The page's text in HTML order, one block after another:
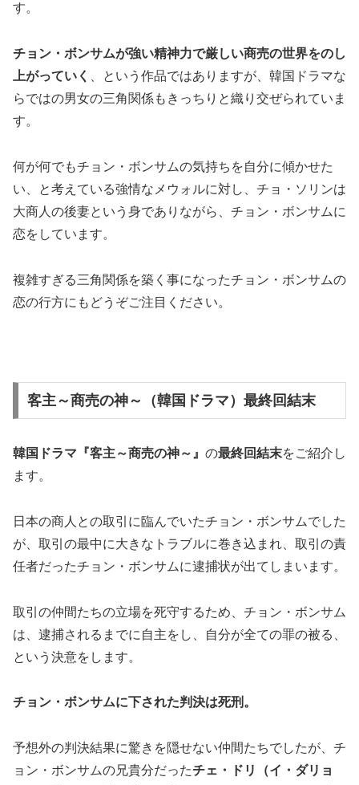
す。
チョン・ボンサムが強い精神力で厳しい商売の世界をのし
上がっていく
、という作品ではありますが、韓国ドラマな
らではの男女の三角関係もきっちりと織り交ぜられていま
す。
何が何でもチョン・ボンサムの気持ちを自分に傾かせた
い、と考えている強情なメウォルに対し、チョ・ソリンは
大商人の後妻という身でありながら、チョン・ボンサムに
恋をしています。
複雑すぎる三角関係を築く事になったチョン・ボンサムの
恋の行方にもどうぞご注目ください。
客主～商売の神～（韓国ドラマ）最終回結末
韓国ドラマ『客主～商売の神～』 の最終回結末をご紹介し
ます。
日本の商人との取引に臨んでいたチョン・ボンサムでした
が、取引の最中に大きなトラブルに巻き込まれ、取引の責
任者だったチョン・ボンサムに逮捕状が出てしまいます。
取引の仲間たちの立場を死守するため、チョン・ボンサム
は、逮捕されるまでに自主をし、自分が全ての罪の被る、
という決意をします。
チョン・ボンサムに下された判決は死刑。
予想外の判決結果に驚きを隠せない仲間たちでしたが、チ
ョン・ボンサムの兄貴分だったチェ・ドリ（イ・ダリョ